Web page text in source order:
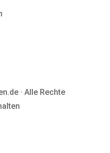
· Alle Rechte